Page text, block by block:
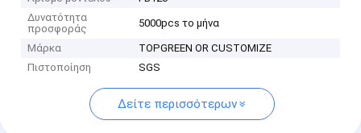
Δυνατότητα
προσφοράς
5000pcs το μήνα
Μάρκα
TOPGREEN OR CUSTOMIZE
Πιστοποίηση
SGS
Δείτε περισσότερων